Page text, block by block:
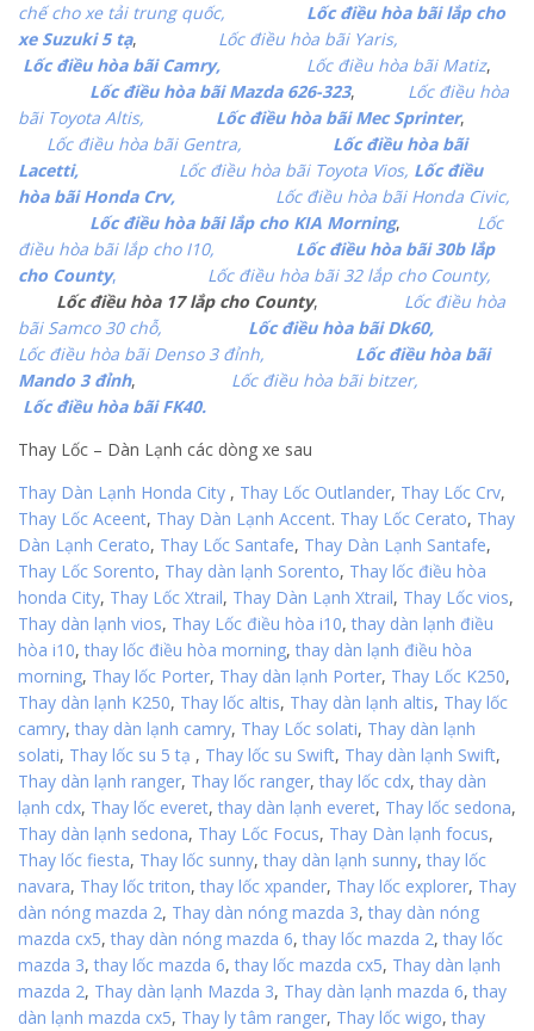
chế cho xe tải trung quốc,
Lốc điều hòa bãi lắp cho
xe Suzuki 5 tạ, Lốc điều hòa bãi Yaris,
Lốc điều hòa bãi Camry,
Lốc điều hòa bãi Matiz,
Lốc điều hòa bãi Mazda 626-323, Lốc điều hòa
bãi Toyota Altis,
Lốc điều hòa bãi Mec Sprinter,
Lốc điều hòa bãi Gentra,
Lốc điều hòa bãi
Lacetti,
Lốc điều hòa bãi Toyota Vios, Lốc điều
hòa bãi Honda Crv,
Lốc điều hòa bãi Honda Civic,
Lốc điều hòa bãi lắp cho KIA Morning,
Lốc
điều hòa bãi lắp cho I10,
Lốc điều hòa bãi 30b lắp
cho County,
Lốc điều hòa bãi 32 lắp cho County,
Lốc điều hòa 17 lắp cho County, Lốc điều hòa
bãi Samco 30 chỗ,
Lốc điều hòa bãi Dk60,
Lốc điều hòa bãi Denso 3 đỉnh,
Lốc điều hòa bãi
Mando 3 đỉnh, Lốc điều hòa bãi bitzer,
Lốc điều hòa bãi FK40.
Thay Lốc – Dàn Lạnh các dòng xe sau
Thay Dàn Lạnh Honda City , Thay Lốc Outlander, Thay Lốc Crv,
Thay Lốc Aceent, Thay Dàn Lạnh Accent. Thay Lốc Cerato, Thay
Dàn Lạnh Cerato, Thay Lốc Santafe, Thay Dàn Lạnh Santafe,
Thay Lốc Sorento, Thay dàn lạnh Sorento, Thay lốc điều hòa
honda City, Thay Lốc Xtrail, Thay Dàn Lạnh Xtrail, Thay Lốc vios,
Thay dàn lạnh vios, Thay Lốc điều hòa i10, thay dàn lạnh điều
hòa i10, thay lốc điều hòa morning, thay dàn lạnh điều hòa
morning, Thay lốc Porter, Thay dàn lạnh Porter, Thay Lốc K250,
Thay dàn lạnh K250, Thay lốc altis, Thay dàn lạnh altis, Thay lốc
camry, thay dàn lạnh camry, Thay Lốc solati, Thay dàn lạnh
solati, Thay lốc su 5 tạ , Thay lốc su Swift, Thay dàn lạnh Swift,
Thay dàn lạnh ranger, Thay lốc ranger, thay lốc cdx, thay dàn
lạnh cdx, Thay lốc everet, thay dàn lạnh everet, Thay lốc sedona,
Thay dàn lạnh sedona, Thay Lốc Focus, Thay Dàn lạnh focus,
Thay lốc fiesta, Thay lốc sunny, thay dàn lạnh sunny, thay lốc
navara, Thay lốc triton, thay lốc xpander, Thay lốc explorer, Thay
dàn nóng mazda 2, Thay dàn nóng mazda 3, thay dàn nóng
mazda cx5, thay dàn nóng mazda 6, thay lốc mazda 2, thay lốc
mazda 3, thay lốc mazda 6, thay lốc mazda cx5, Thay dàn lạnh
mazda 2, Thay dàn lạnh Mazda 3, Thay dàn lạnh mazda 6, thay
dàn lạnh mazda cx5, Thay ly tâm ranger, Thay lốc wigo, thay